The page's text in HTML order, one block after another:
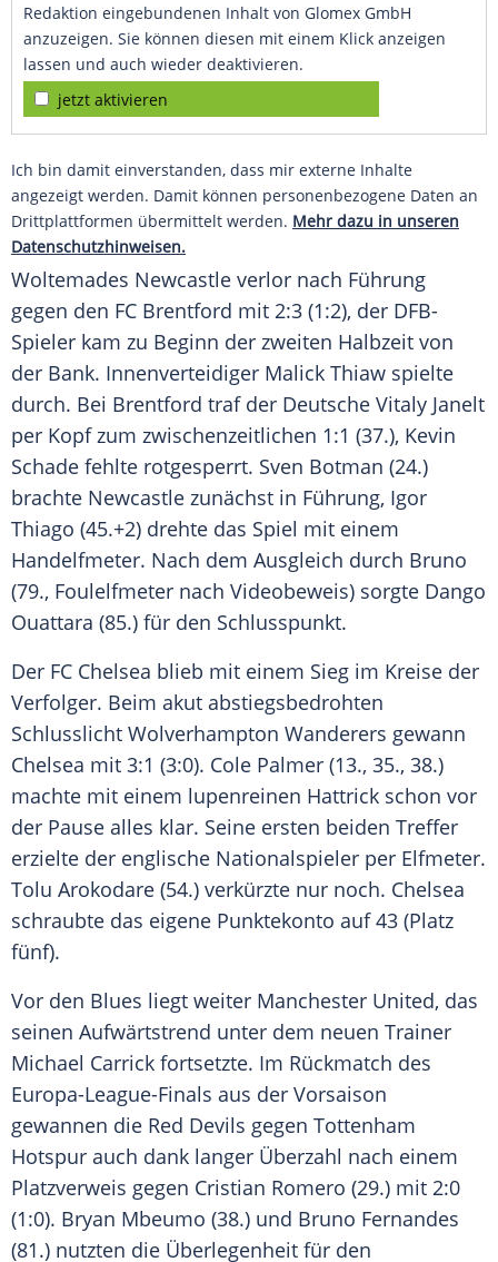
Redaktion eingebundenen Inhalt von Glomex GmbH
anzuzeigen. Sie können diesen mit einem Klick anzeigen
lassen und auch wieder deaktivieren.
jetzt aktivieren
Ich bin damit einverstanden, dass mir externe Inhalte
angezeigt werden. Damit können personenbezogene Daten an
Drittplattformen übermittelt werden. Mehr dazu in unseren
Datenschutzhinweisen.
Woltemades Newcastle verlor nach Führung
gegen den FC Brentford mit 2:3 (1:2), der DFB-
Spieler kam zu Beginn der zweiten Halbzeit von
der Bank. Innenverteidiger Malick Thiaw spielte
durch. Bei Brentford traf der Deutsche Vitaly Janelt
per Kopf zum zwischenzeitlichen 1:1 (37.), Kevin
Schade fehlte rotgesperrt. Sven Botman (24.)
brachte Newcastle zunächst in Führung, Igor
Thiago (45.+2) drehte das Spiel mit einem
Handelfmeter. Nach dem Ausgleich durch Bruno
(79., Foulelfmeter nach Videobeweis) sorgte Dango
Ouattara (85.) für den Schlusspunkt.
Der FC Chelsea blieb mit einem Sieg im Kreise der
Verfolger. Beim akut abstiegsbedrohten
Schlusslicht Wolverhampton Wanderers gewann
Chelsea mit 3:1 (3:0). Cole Palmer (13., 35., 38.)
machte mit einem lupenreinen Hattrick schon vor
der Pause alles klar. Seine ersten beiden Treffer
erzielte der englische Nationalspieler per Elfmeter.
Tolu Arokodare (54.) verkürzte nur noch. Chelsea
schraubte das eigene Punktekonto auf 43 (Platz
fünf).
Vor den Blues liegt weiter Manchester United, das
seinen Aufwärtstrend unter dem neuen Trainer
Michael Carrick fortsetzte. Im Rückmatch des
Europa-League-Finals aus der Vorsaison
gewannen die Red Devils gegen Tottenham
Hotspur auch dank langer Überzahl nach einem
Platzverweis gegen Cristian Romero (29.) mit 2:0
(1:0). Bryan Mbeumo (38.) und Bruno Fernandes
(81.) nutzten die Überlegenheit für den